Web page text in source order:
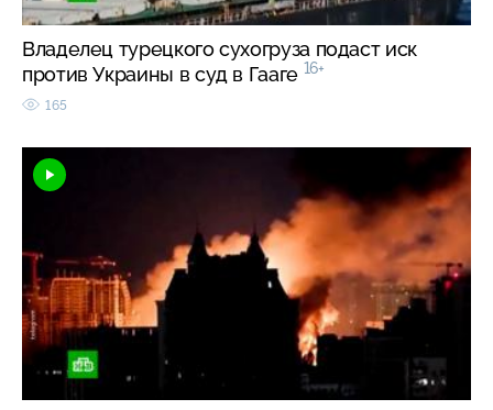
Владелец турецкого сухогруза подаст иск
против Украины в суд в Гааге 16+
165